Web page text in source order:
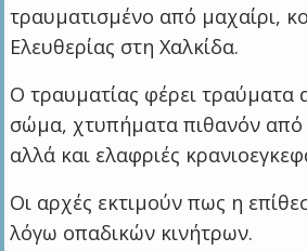
τραυματισμένο από μαχαίρι,
Ελευθερίας στη Χαλκίδα.
Ο τραυματίας φέρει τραύματα
σώμα, χτυπήματα πιθανόν από
αλλά και ελαφριές
Οι αρχές εκτιμούν πως η
λόγω οπαδικών κινήτρων.